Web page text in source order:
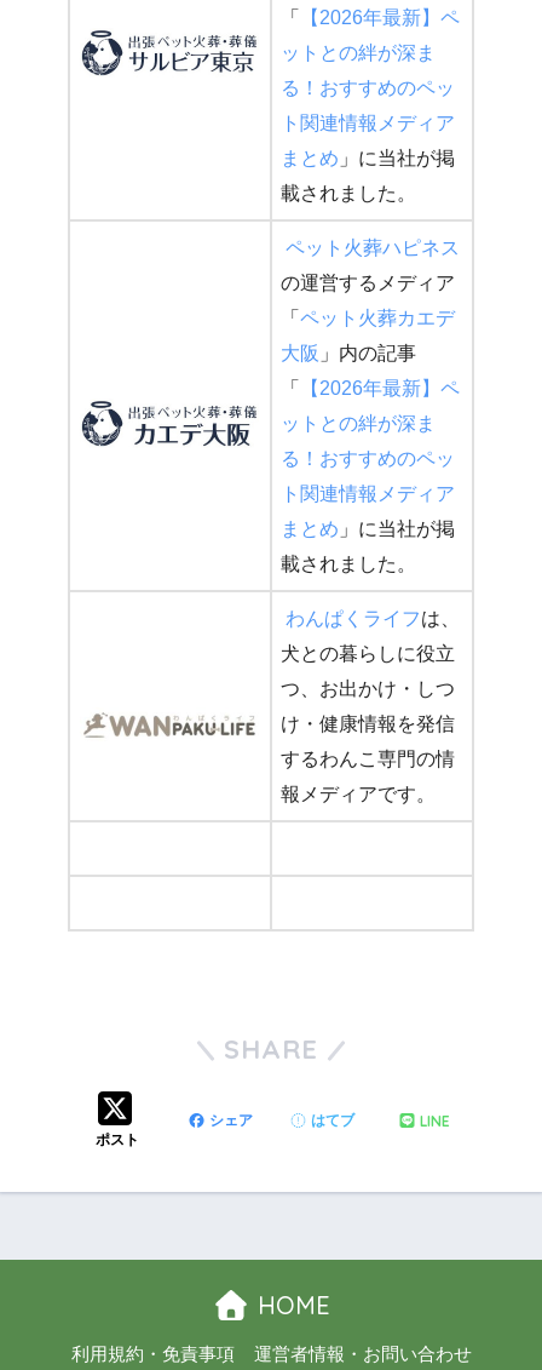
「
【2026年最新】ペ
ットとの絆が深ま
る！おすすめのペッ
ト関連情報メディア
まとめ 」に当社が掲
載されました。
ペット火葬ハピネス
の運営するメディア
「 ペット火葬カエデ
大阪 」内の記事
「
【2026年最新】ペ
ットとの絆が深ま
る！おすすめのペッ
ト関連情報メディア
まとめ 」に当社が掲
載されました。
わんぱくライフは、
犬との暮らしに役立
つ、お出かけ・しつ
け・健康情報を発信
するわんこ専門の情
報メディアです。
SHARE
ポスト
シェア はてブ LINE
HOME
利用規約・免責事項 運営者情報・お問い合わせ